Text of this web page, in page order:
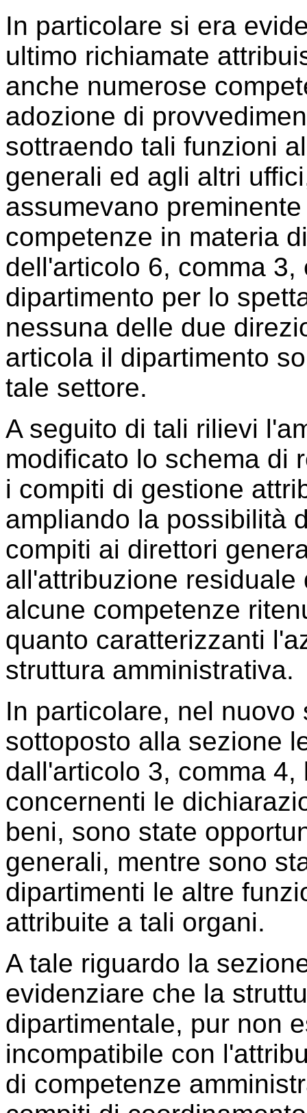
In particolare si era
ultimo richiamate
anche numerose
adozione di
sottraendo tali funzioni
generali ed agli altri
assumevano
competenze in materia
dell'articolo 6, comma
dipartimento per lo
nessuna delle due
articola il dipartimento
tale settore.
A seguito di tali rilievi
modificato lo schema di
i compiti di gestione
ampliando la possibilità
compiti ai direttori
all'attribuzione
alcune competenze
quanto caratterizzanti
struttura amministrativa.
In particolare, nel
sottoposto alla sezione
dall'articolo 3, comma
concernenti le
beni, sono state
generali, mentre sono
dipartimenti le altre
attribuite a tali organi.
A tale riguardo la
evidenziare che la
dipartimentale, pur non
incompatibile con
di competenze